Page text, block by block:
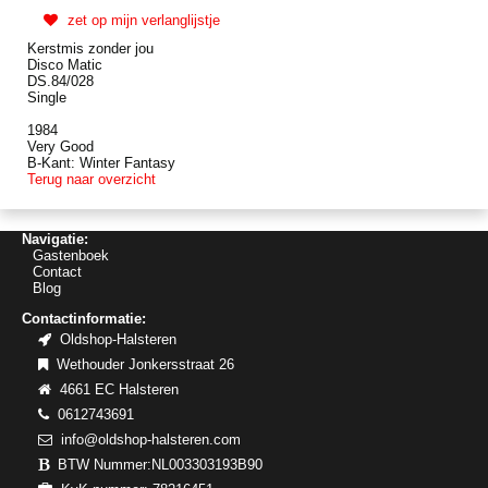
zet op mijn verlanglijstje
Kerstmis zonder jou
Disco Matic
DS.84/028
Single
1984
Very Good
B-Kant: Winter Fantasy
Terug naar overzicht
Navigatie:
Gastenboek
Contact
Blog
Contactinformatie:
Oldshop-Halsteren
Wethouder Jonkersstraat 26
4661 EC Halsteren
0612743691
info@oldshop-halsteren.com
BTW Nummer:NL003303193B90